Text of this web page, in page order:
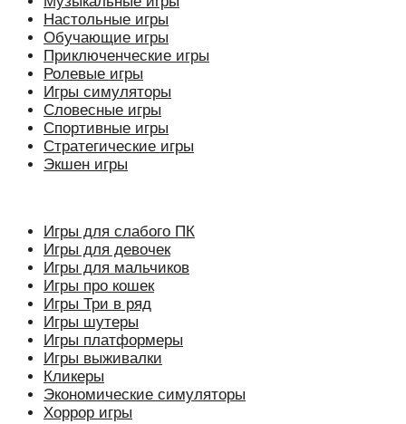
Настольные игры
Обучающие игры
Приключенческие игры
Ролевые игры
Игры симуляторы
Словесные игры
Спортивные игры
Стратегические игры
Экшен игры
Игры для слабого ПК
Игры для девочек
Игры для мальчиков
Игры про кошек
Игры Три в ряд
Игры шутеры
Игры платформеры
Игры выживалки
Кликеры
Экономические симуляторы
Хоррор игры